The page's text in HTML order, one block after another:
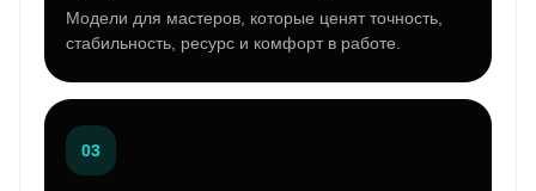
Модели для мастеров, которые ценят точность,
стабильность, ресурс и комфорт в работе.
03